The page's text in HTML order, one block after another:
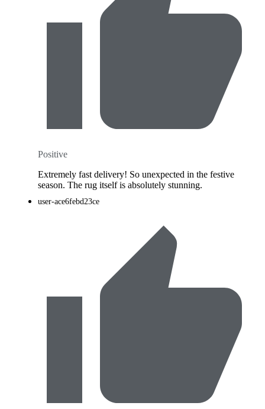
Positive
Extremely fast delivery! So unexpected in the festive
season. The rug itself is absolutely stunning.
user-ace6febd23ce